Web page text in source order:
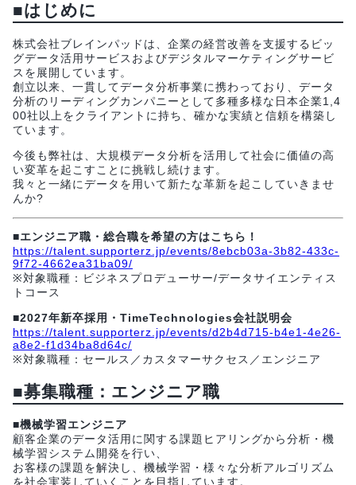
■はじめに
株式会社ブレインパッドは、企業の経営改善を支援するビッ
グデータ活用サービスおよびデジタルマーケティングサービ
スを展開しています。
創立以来、一貫してデータ分析事業に携わっており、データ
分析のリーディングカンパニーとして多種多様な日本企業1,4
00社以上をクライアントに持ち、確かな実績と信頼を構築し
ています。
今後も弊社は、大規模データ分析を活用して社会に価値の高
い変革を起こすことに挑戦し続けます。
我々と一緒にデータを用いて新たな革新を起こしていきませ
んか?
■エンジニア職・総合職を希望の方はこちら！
https://talent.supporterz.jp/events/8ebcb03a-3b82-433c-
9f72-4662ea31ba09/
※対象職種：ビジネスプロデューサー/データサイエンティス
トコース
■2027年新卒採用・TimeTechnologies会社説明会
https://talent.supporterz.jp/events/d2b4d715-b4e1-4e26-
a8e2-f1d34ba8d64c/
※対象職種：セールス／カスタマーサクセス／エンジニア
■募集職種：エンジニア職
■機械学習エンジニア
顧客企業のデータ活用に関する課題ヒアリングから分析・機
械学習システム開発を行い、
お客様の課題を解決し、機械学習・様々な分析アルゴリズム
を社会実装していくことを目指しています。